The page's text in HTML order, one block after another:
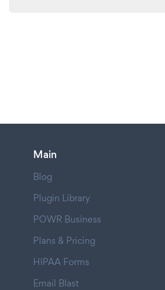
Main
Blog
Plugin Library
POWR Business
Plans & Pricing
HIPAA Forms
Email Blast